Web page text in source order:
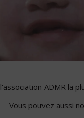
ADMR la
Vous pouvez aussi